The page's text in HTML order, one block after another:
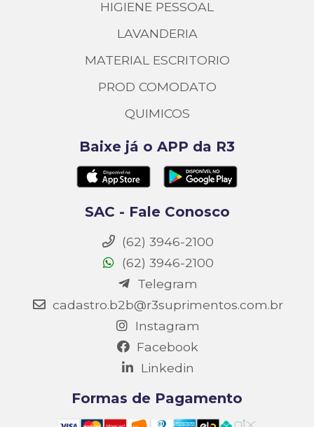
HIGIENE PESSOAL
LAVANDERIA
MATERIAL ESCRITORIO
PROD COMODATO
QUIMICOS
Baixe já o APP da R3
SAC - Fale Conosco
(62) 3946-2100
(62) 3946-2100
Telegram
cadastro.b2b@r3suprimentos.com.br
Instagram
Facebook
Linkedin
Formas de Pagamento